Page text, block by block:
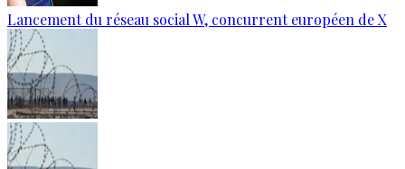
Lancement du réseau social W, concurrent européen de X